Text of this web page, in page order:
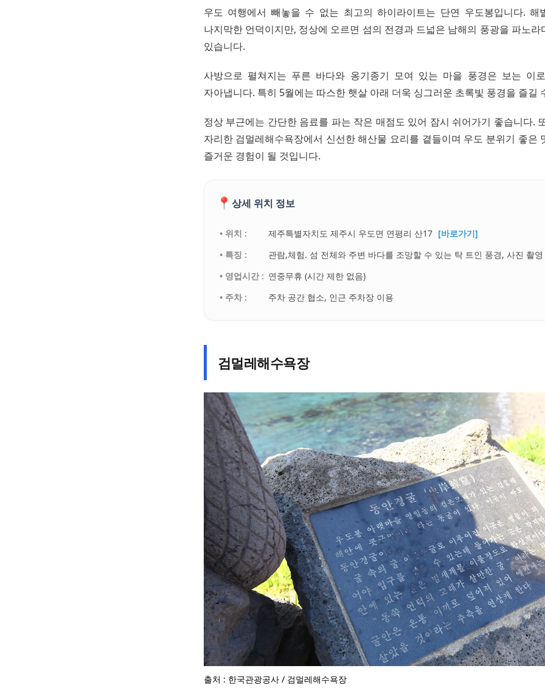
우도 여행에서 빼놓을 수 없는 최고의 하이라이트는 단연 우도봉입니다. 해
나지막한 언덕이지만, 정상에 오르면 섬의 전경과 드넓은 남해의 풍광을 파노라
있습니다.
사방으로 펼쳐지는 푸른 바다와 옹기종기 모여 있는 마을 풍경은 보는 이
자아냅니다. 특히 5월에는 따스한 햇살 아래 더욱 싱그러운 초록빛 풍경을 즐길
정상 부근에는 간단한 음료를 파는 작은 매점도 있어 잠시 쉬어가기 좋습니다.
자리한 검멀레해수욕장에서 신선한 해산물 요리를 곁들이며 우도 분위기 좋은
즐거운 경험이 될 것입니다.
📍 상세 위치 정보
• 위치 : 제주특별자치도 제주시 우도면 연평리 산17 [바로가기]
• 특징 :
관람,체험. 섬 전체와 주변 바다를 조망할 수 있는 탁 트인 풍경, 사진 촬
• 영업시간 : 연중무휴 (시간 제한 없음)
• 주차 :
주차 공간 협소, 인근 주차장 이용
검멀레해수욕장
출처 : 한국관광공사 / 검멀레해수욕장